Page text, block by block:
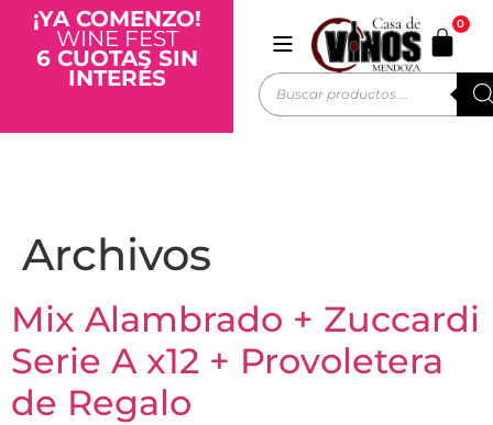
¡YA COMENZO!
WINE FEST
6 CUOTAS SIN
INTERÉS
0
Archivos
Mix Alambrado + Zuccardi
Serie A x12 + Provoletera
de Regalo